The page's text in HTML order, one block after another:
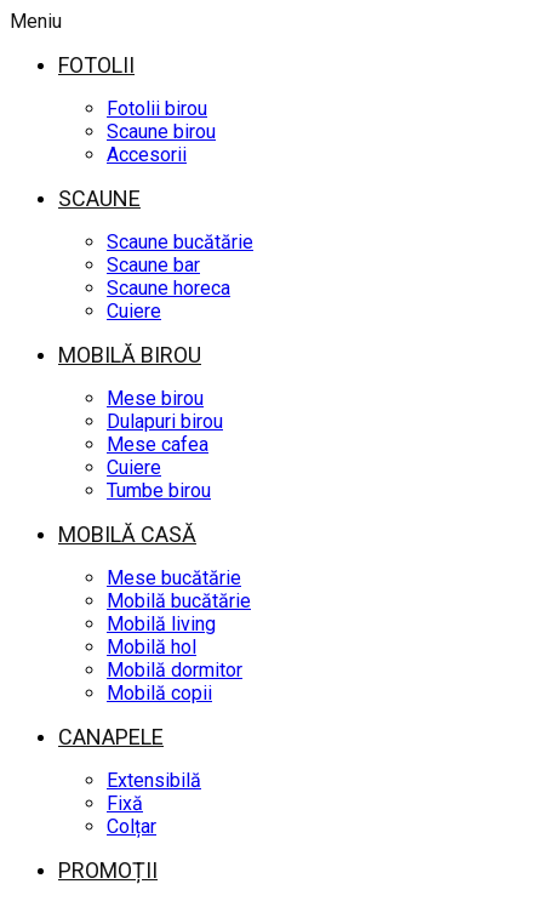
Meniu
FOTOLII
Fotolii birou
Scaune birou
Accesorii
SCAUNE
Scaune bucătărie
Scaune bar
Scaune horeca
Cuiere
MOBILĂ BIROU
Mese birou
Dulapuri birou
Mese cafea
Cuiere
Tumbe birou
MOBILĂ CASĂ
Mese bucătărie
Mobilă bucătărie
Mobilă living
Mobilă hol
Mobilă dormitor
Mobilă copii
CANAPELE
Extensibilă
Fixă
Colțar
PROMOȚII